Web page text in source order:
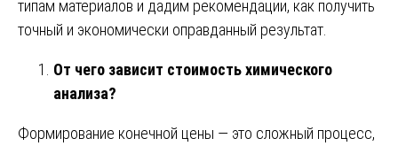
типам материалов и дадим рекомендации, как получить
точный и экономически оправданный результат.
От чего зависит стоимость химического
анализа?
Формирование конечной цены — это сложный процесс,